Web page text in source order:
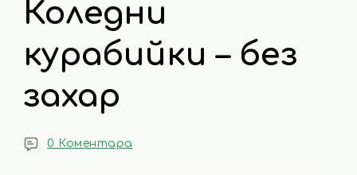
Коледни
курабийки – без
захар
0 Коментара